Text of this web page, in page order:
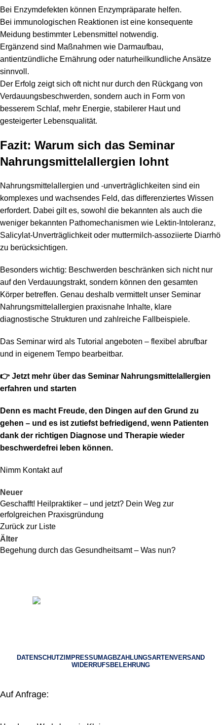
Bei Enzymdefekten können Enzympräparate helfen.
Bei immunologischen Reaktionen ist eine konsequente
Meidung bestimmter Lebensmittel notwendig.
Ergänzend sind Maßnahmen wie Darmaufbau,
antientzündliche Ernährung oder naturheilkundliche Ansätze
sinnvoll.
Der Erfolg zeigt sich oft nicht nur durch den Rückgang von
Verdauungsbeschwerden, sondern auch in Form von
besserem Schlaf, mehr Energie, stabilerer Haut und
gesteigerter Lebensqualität.
Fazit: Warum sich das Seminar
Nahrungsmittelallergien lohnt
Nahrungsmittelallergien und -unverträglichkeiten sind ein
komplexes und wachsendes Feld, das differenziertes Wissen
erfordert. Dabei gilt es, sowohl die bekannten als auch die
weniger bekannten Pathomechanismen wie Lektin-Intoleranz,
Salicylat-Unverträglichkeit oder muttermilch-assoziierte Diarrhö
zu berücksichtigen.
Besonders wichtig: Beschwerden beschränken sich nicht nur
auf den Verdauungstrakt, sondern können den gesamten
Körper betreffen. Genau deshalb vermittelt unser Seminar
Nahrungsmittelallergien praxisnahe Inhalte, klare
diagnostische Strukturen und zahlreiche Fallbeispiele.
Das Seminar wird als Tutorial angeboten – flexibel abrufbar
und in eigenem Tempo bearbeitbar.
👉 Jetzt mehr über das Seminar Nahrungsmittelallergien
erfahren und starten
Denn es macht Freude, den Dingen auf den Grund zu
gehen – und es ist zutiefst befriedigend, wenn Patienten
dank der richtigen Diagnose und Therapie wieder
beschwerdefrei leben können.
Nimm Kontakt auf
Neuer
Geschafft! Heilpraktiker – und jetzt? Dein Weg zur
erfolgreichen Praxisgründung
Zurück zur Liste
Älter
Begehung durch das Gesundheitsamt – Was nun?
DATENSCHUTZIMPRESSUMAGBZAHLUNGSARTENVERSAND
WIDERRUFSBELEHRUNG
Auf Anfrage: